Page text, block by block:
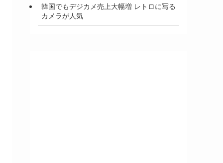
韓国でもデジカメ売上大幅増 レトロに写る
カメラが人気